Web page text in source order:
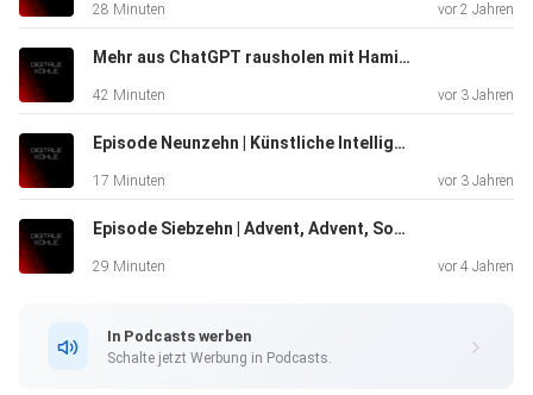
28 Minuten vor 2 Jahren
Mehr aus ChatGPT rausholen mit Hamidreza Hosseini, CEO ECODYNAMICS
42 Minuten vor 3 Jahren
Episode Neunzehn | Künstliche Intelligenz
17 Minuten vor 3 Jahren
Episode Siebzehn | Advent, Advent, Social Media brennt
29 Minuten vor 4 Jahren
In Podcasts werben
Schalte jetzt Werbung in Podcasts.